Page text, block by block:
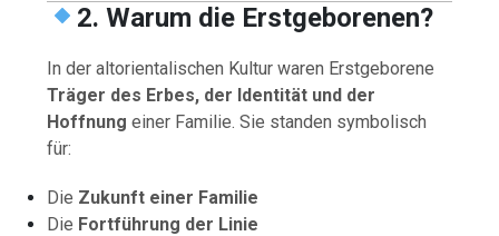
2. Warum die Erstgeborenen?
In der altorientalischen Kultur waren Erstgeborene
Träger des Erbes, der Identität und der
Hoffnung einer Familie. Sie standen symbolisch
für:
Die Zukunft einer Familie
Die Fortführung der Linie